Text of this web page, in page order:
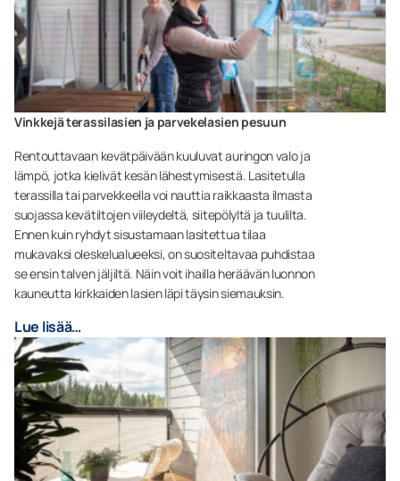
Vinkkejä terassilasien ja parvekelasien pesuun
Rentouttavaan kevätpäivään kuuluvat auringon valo ja
lämpö, jotka kielivät kesän lähestymisestä. Lasitetulla
terassilla tai parvekkeella voi nauttia raikkaasta ilmasta
suojassa kevätiltojen viileydeltä, siitepölyltä ja tuulilta.
Ennen kuin ryhdyt sisustamaan lasitettua tilaa
mukavaksi oleskelualueeksi, on suositeltavaa puhdistaa
se ensin talven jäljiltä. Näin voit ihailla heräävän luonnon
kauneutta kirkkaiden lasien läpi täysin siemauksin.
Lue lisää…